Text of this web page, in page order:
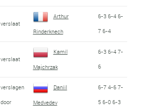
verslaat
Arthur
Rinderknech
6-3 6-4 6-
7 6-4
verslaat
Kamil
Majchrzak
6-3 6-4 7-
6
verslagen
door
Daniil
Medvedev
6-7 4-6 7-
5 6-0 6-3